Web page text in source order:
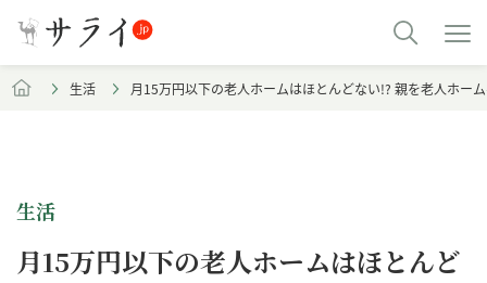
生活 月15万円以下の老人ホームはほとんどない!? 親を老人ホー
生活
月15万円以下の老人ホームはほとんど